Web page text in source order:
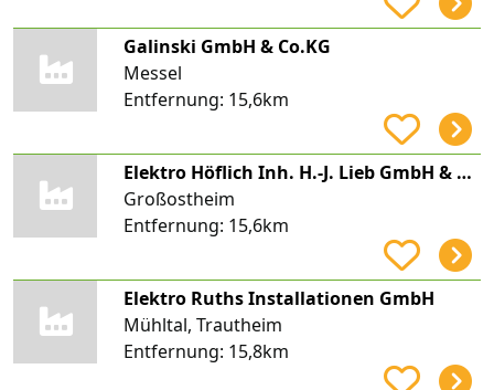
Galinski GmbH & Co.KG
Messel
Entfernung: 15,6km
Elektro Höflich Inh. H.-J. Lieb GmbH & Co. KG
Großostheim
Entfernung: 15,6km
Elektro Ruths Installationen GmbH
Mühltal, Trautheim
Entfernung: 15,8km